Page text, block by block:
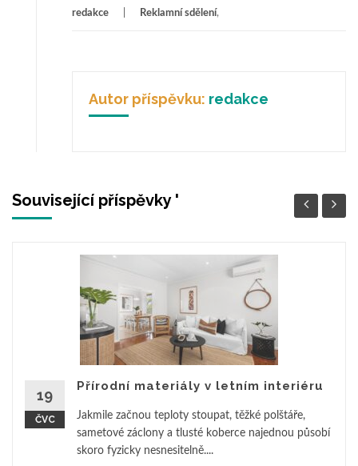
redakce Reklamní sdělení,
Autor příspěvku: redakce
Související příspěvky '
19
ČVC
Přírodní materiály v letním interiéru
Jakmile začnou teploty stoupat, těžké polštáře,
sametové záclony a tlusté koberce najednou působí
skoro fyzicky nesnesitelně....